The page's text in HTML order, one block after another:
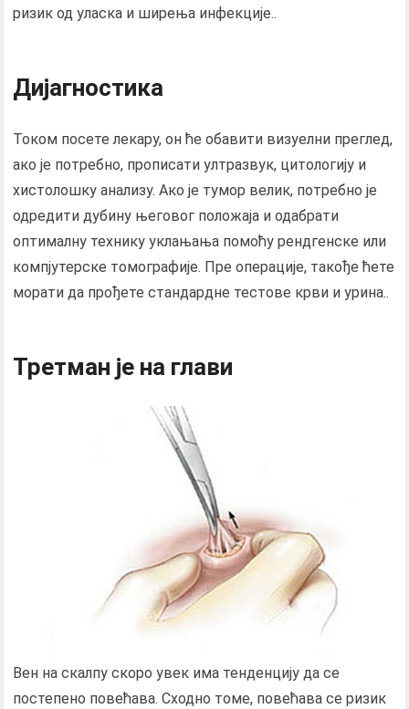
ризик од уласка и ширења инфекције..
Дијагностика
Током посете лекару, он ће обавити визуелни преглед,
ако је потребно, прописати ултразвук, цитологију и
хистолошку анализу. Ако је тумор велик, потребно је
одредити дубину његовог положаја и одабрати
оптималну технику уклањања помоћу рендгенске или
компјутерске томографије. Пре операције, такође ћете
морати да прођете стандардне тестове крви и урина..
Третман је на глави
Вен на скалпу скоро увек има тенденцију да се
постепено повећава. Сходно томе, повећава се ризик